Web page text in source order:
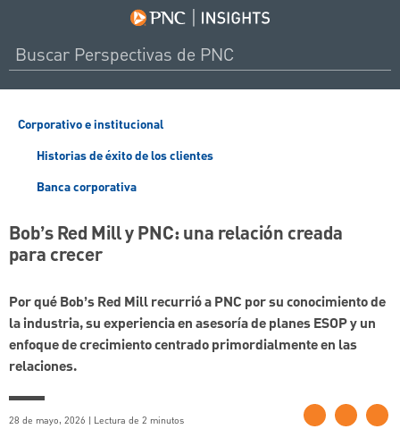
Corporativo e institucional
Historias de éxito de los clientes
Banca corporativa
Bob’s Red Mill y PNC: una relación creada
para crecer
Por qué Bob’s Red Mill recurrió a PNC por su conocimiento de
la industria, su experiencia en asesoría de planes ESOP y un
enfoque de crecimiento centrado primordialmente en las
relaciones.
28 de mayo, 2026 | Lectura de 2 minutos